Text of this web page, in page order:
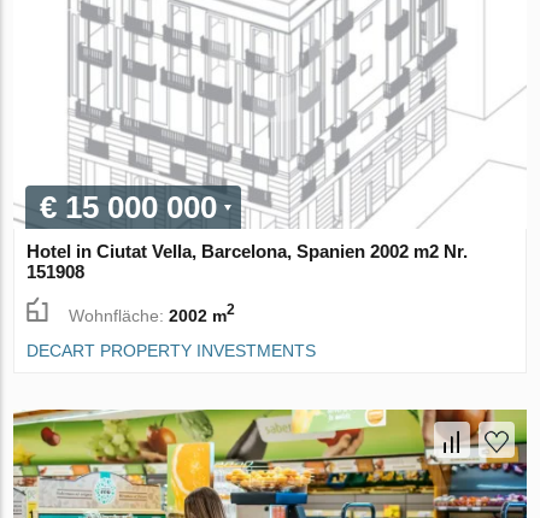
€ 15 000 000
Hotel in Ciutat Vella, Barcelona, Spanien 2002 m2 Nr.
151908
Wohnfläche:2002 m2
DECART PROPERTY INVESTMENTS